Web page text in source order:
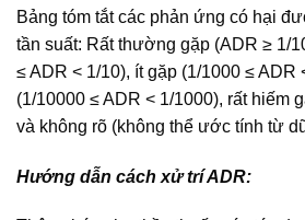
Bảng tóm tắt các phản ứng có hại
tần suất: Rất thường gặp (ADR ≥ 1/
≤ ADR < 1/10), ít gặp (1/1000 ≤ ADR
(1/10000 ≤ ADR < 1/1000), rất hiếm
và không rõ (không thể ước tính từ
Hướng dẫn cách xử trí ADR: